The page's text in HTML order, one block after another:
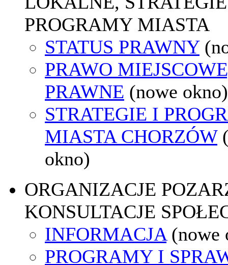
PROGRAMY MIASTA
STATUS PRAWNY
PRAWO
PRAWNE (nowe okno)
STRATEGIE I
MIASTA CHORZÓW
okno)
ORGANIZACJE
KONSULTACJE
INFORMACJA (nowe
PROGRAMY I